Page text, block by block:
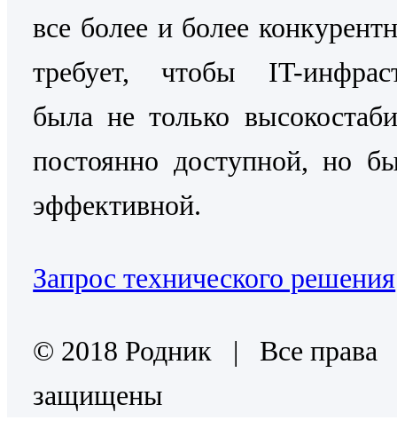
все более и более
требует, чтобы IT-
была не только
постоянно доступной, но
эффективной.
Запрос технического решения
© 2018 Родник | Все права
защищены